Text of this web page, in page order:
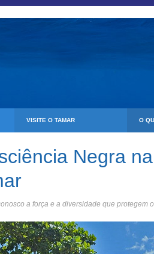
VISITE O TAMAR O
Negra
a força e a diversidade que protegem o